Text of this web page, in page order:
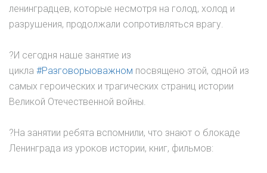
ленинградцев, которые несмотря на голод, холод и
разрушения, продолжали сопротивляться врагу.
?И сегодня наше занятие из
цикла #Разговорыоважном посвящено этой, одной из
самых героических и трагических страниц истории
Великой Отечественной войны.
?На занятии ребята вспомнили, что знают о блокаде
Ленинграда из уроков истории, книг, фильмов: